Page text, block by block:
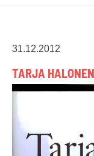
31.12.2012
TARJA